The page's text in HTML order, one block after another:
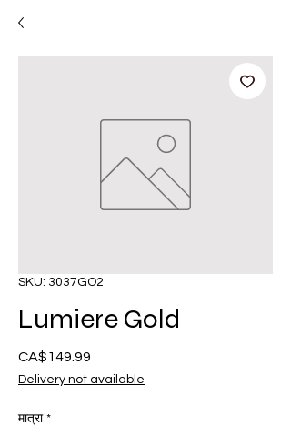
SKU: 3037GO2
Lumiere Gold
CA$149.99
Delivery not available
मात्रा *